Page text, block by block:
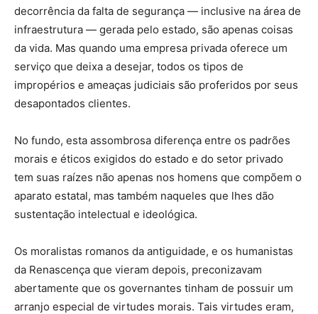
decorrência da falta de segurança — inclusive na área de
infraestrutura — gerada pelo estado, são apenas coisas
da vida. Mas quando uma empresa privada oferece um
serviço que deixa a desejar, todos os tipos de
impropérios e ameaças judiciais são proferidos por seus
desapontados clientes.
No fundo, esta assombrosa diferença entre os padrões
morais e éticos exigidos do estado e do setor privado
tem suas raízes não apenas nos homens que compõem o
aparato estatal, mas também naqueles que lhes dão
sustentação intelectual e ideológica.
Os moralistas romanos da antiguidade, e os humanistas
da Renascença que vieram depois, preconizavam
abertamente que os governantes tinham de possuir um
arranjo especial de virtudes morais. Tais virtudes eram,